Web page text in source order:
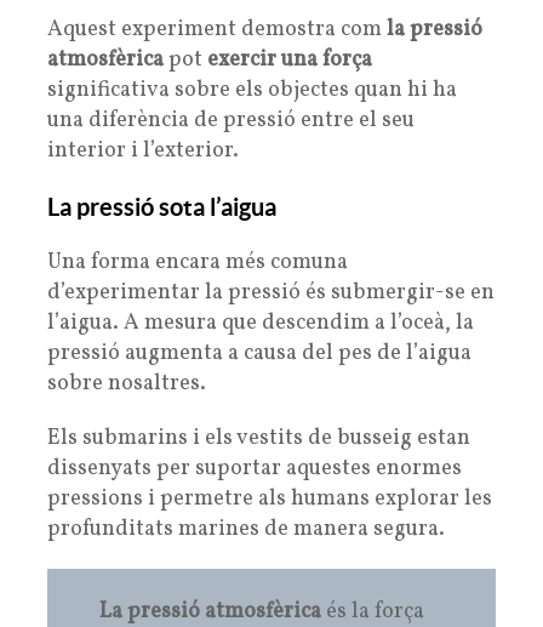
Aquest experiment demostra comla pressió
atmosfèricapot exercir una força
significativa sobre els objectes quan hi ha
una diferència de pressió entre el seu
interior i l’exterior.
La pressió sota l’aigua
Una forma encara més comuna
d’experimentar la pressió és submergir-se en
l’aigua. A mesura que descendim a l’oceà, la
pressió augmenta a causa del pes de l’aigua
sobre nosaltres.
Els submarins i els vestits de busseig estan
dissenyats per suportar aquestes enormes
pressions i permetre als humans explorar les
profunditats marines de manera segura.
La pressió atmosfèricaés la força